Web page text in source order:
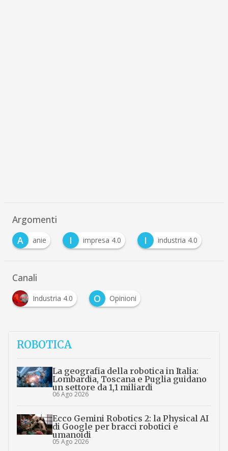
Argomenti
A
anie I impresa 4.0 I industria 4.0
Canali
Industria 4.0 O Opinioni
ROBOTICA
La geografia della robotica in Italia:
Lombardia, Toscana e Puglia guidano
un settore da 1,1 miliardi
06 Ago 2026
Ecco Gemini Robotics 2: la Physical AI
di Google per bracci robotici e
umanoidi
05 Ago 2026